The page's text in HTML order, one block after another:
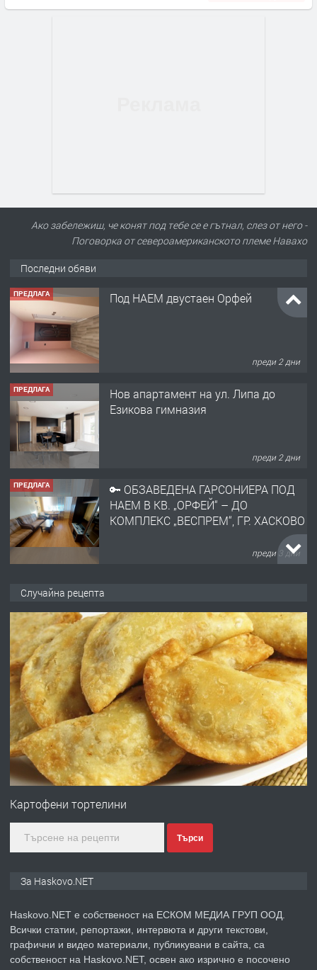
Ако забележиш, че конят под тебе се е гътнал, слез от него -
Поговорка от североамериканското племе Навахо
Последни обяви
ПРЕДЛАГА Под НАЕМ двустаен Орфей
преди 2 дни
ПРЕДЛАГА
Нов апартамент на ул. Липа до
Езикова гимназия
преди 2 дни
ПРЕДЛАГА
🔑 ОБЗАВЕДЕНА ГАРСОНИЕРА ПОД
НАЕМ В КВ. „ОРФЕЙ“ – ДО
КОМПЛЕКС „ВЕСПРЕМ“, ГР. ХАСКОВО
преди 3 дни
АПАРТАМЕНТ В ЦЕНТЪРА НА ГР.
ХАСКОВО
преди 4 дни
ПРЕДЛАГА Давам гараж под наем
преди 4 дни
ПРЕДЛАГА
№4120 Магазин/Офис под наем в кв.
градската градина!
преди 5 дни
ПРЕДЛАГА
Случайна рецепта
Картофени тортелини
Търси
За Haskovo.NET
Haskovo.NET е собственост на ЕСКОМ МЕДИА ГРУП ООД.
Всички статии, репортажи, интервюта и други текстови,
графични и видео материали, публикувани в сайта, са
собственост на Haskovo.NET, освен ако изрично е посочено